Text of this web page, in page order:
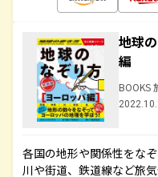
地球
編
BOOKS
各国の地形や関係性をな
川や街道、鉄道線など旅